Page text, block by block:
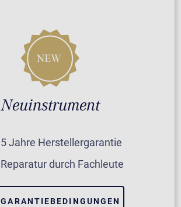
Neuinstrument
5 Jahre Herstellergarantie
Reparatur durch Fachleute
GARANTIEBEDINGUNGEN